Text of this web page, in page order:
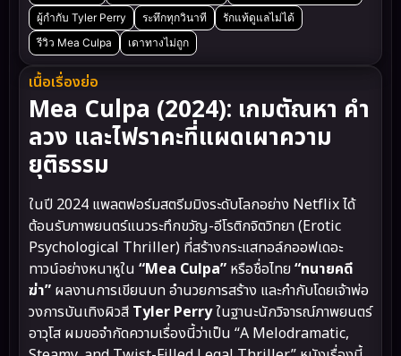
ผู้กำกับ Tyler Perry
ระทึกทุกวินาที
รักแท้ดูแลไม่ได้
รีวิว Mea Culpa
เดาทางไม่ถูก
เนื้อเรื่องย่อ
Mea Culpa (2024): เกมตัณหา คำ
ลวง และไฟราคะที่แผดเผาความ
ยุติธรรม
ในปี 2024 แพลตฟอร์มสตรีมมิงระดับโลกอย่าง Netflix ได้
ต้อนรับภาพยนตร์แนวระทึกขวัญ-อีโรติกจิตวิทยา (Erotic
Psychological Thriller) ที่สร้างกระแสทอล์กออฟเดอะ
ทาวน์อย่างหนาหูใน “Mea Culpa” หรือชื่อไทย“ทนายคดี
ฆ่า” ผลงานการเขียนบท อำนวยการสร้าง และกำกับโดยเจ้าพ่อ
วงการบันเทิงผิวสี Tyler Perryในฐานะนักวิจารณ์ภาพยนตร์
อาวุโส ผมขอจำกัดความเรื่องนี้ว่าเป็น “A Melodramatic,